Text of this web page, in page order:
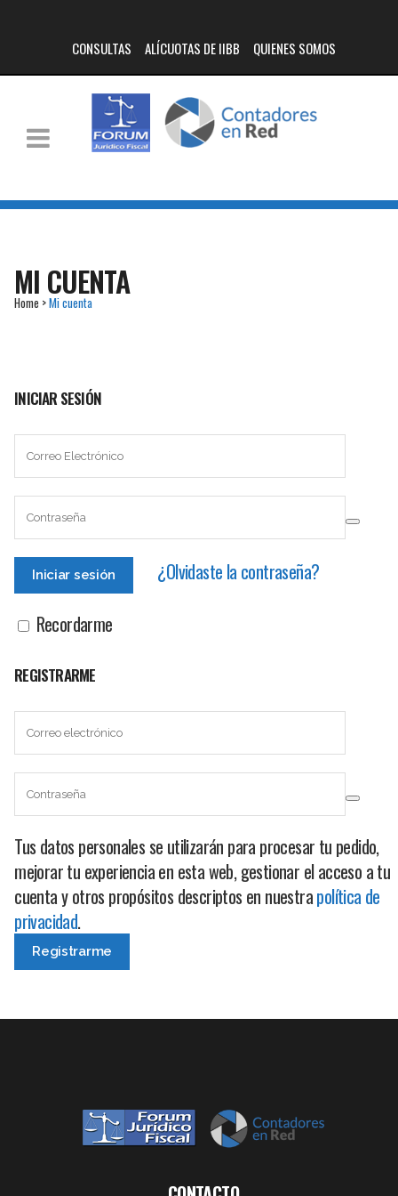
CONSULTAS ALÍCUOTAS DE IIBB QUIENES SOMOS
MI CUENTA
Home >Mi cuenta
INICIAR SESIÓN
¿Olvidaste la contraseña?
Recordarme
REGISTRARME
Tus datos personales se utilizarán para procesar tu pedido,
mejorar tu experiencia en esta web, gestionar el acceso a tu
cuenta y otros propósitos descriptos en nuestrapolítica de
privacidad.